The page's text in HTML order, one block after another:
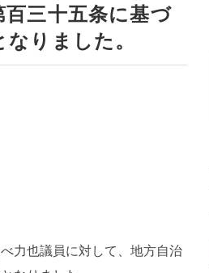
三十五条に基づ
りました。
力也議員に対して、地方自治